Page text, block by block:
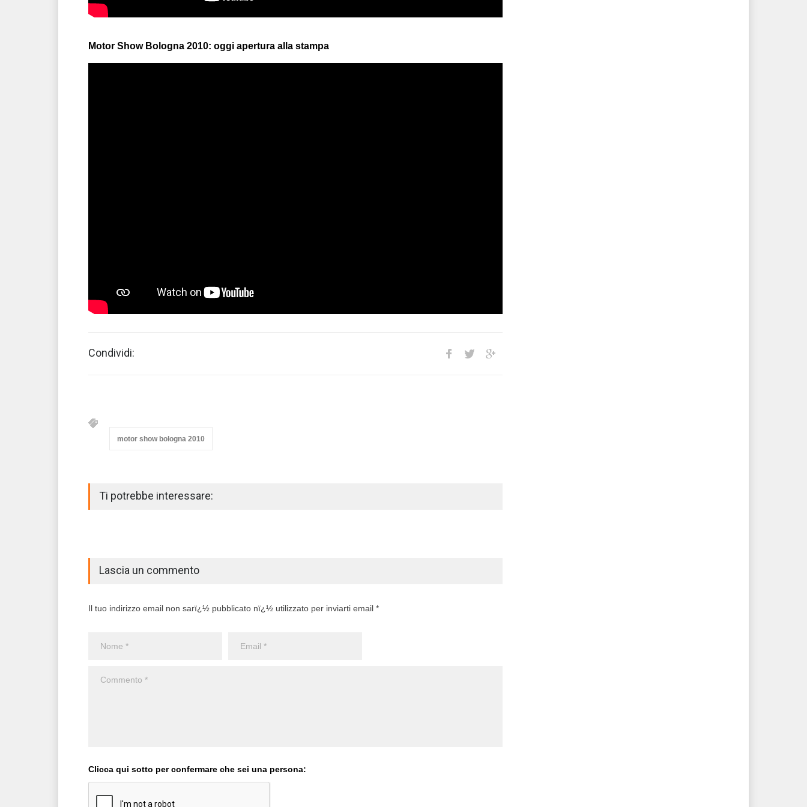
Motor Show Bologna 2010: oggi apertura alla stampa
Condividi:
motor show bologna 2010
Ti potrebbe interessare:
Lascia un commento
Il tuo indirizzo email non sarï¿½ pubblicato nï¿½ utilizzato per inviarti email *
Clicca qui sotto per confermare che sei una persona: